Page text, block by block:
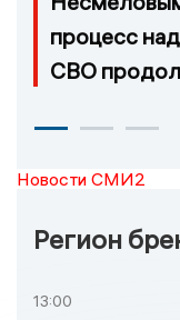
процесс
СВО
Новости СМИ2
Регион
13:00